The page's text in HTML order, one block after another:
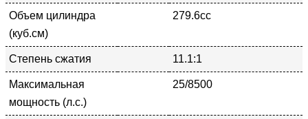
Объем цилиндра
(куб.см)
279.6cc
Степень сжатия 11.1:1
Максимальная
мощность (л.с.)
25/8500